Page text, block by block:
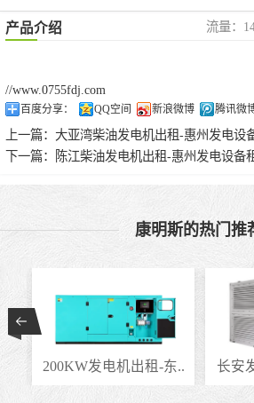
产品介绍 流量：
//www.0755fdj.com
百度分享： QQ空间 新浪微博 腾讯微
上一篇： 大亚湾柴油发电机出租-惠州发电设
下一篇：
陈江柴油发电机出租-惠州发电设备
康明斯的热门推
200KW发电机出租-东.. 长安